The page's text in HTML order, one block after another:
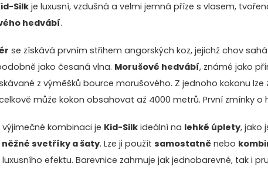
Silk je luxusní, vzdušná a velmi jemná příze s vlasem,
hedvábí.
se získává prvním střihem angorských koz, jejichž chov
jako česaná vlna. Morušové hedvábí, známé jako
z výměšků bource morušového. Z jednoho kokonu
může kokon obsahovat až 4000 metrů. První zmínky o
kombinaci je Kid-Silk ideální na lehké úplety, jako
něžné svetříky a šaty. Lze ji použít samostatně nebo
efektu. Barevnice zahrnuje jak jednobarevné, tak i